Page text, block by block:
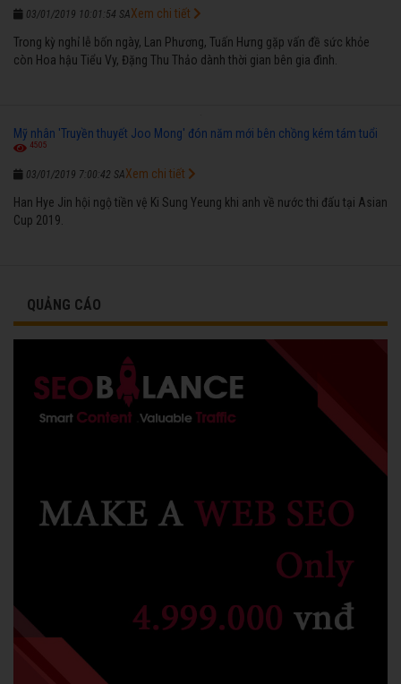
03/01/2019 10:01:54 SA
Trong kỳ nghỉ lễ bốn ngày, Lan Phương, Tuấn Hưng gặp vấn đề sức khỏe
còn Hoa hậu Tiểu Vy, Đặng Thu Thảo dành thời gian bên gia đình.
Xem chi tiết
Mỹ nhân 'Truyền thuyết Joo Mong' đón năm mới bên chồng kém tám tuổi
4505
03/01/2019 7:00:42 SA
Han Hye Jin hội ngộ tiền vệ Ki Sung Yeung khi anh về nước thi đấu tại Asian
Cup 2019.
Xem chi tiết
QUẢNG CÁO